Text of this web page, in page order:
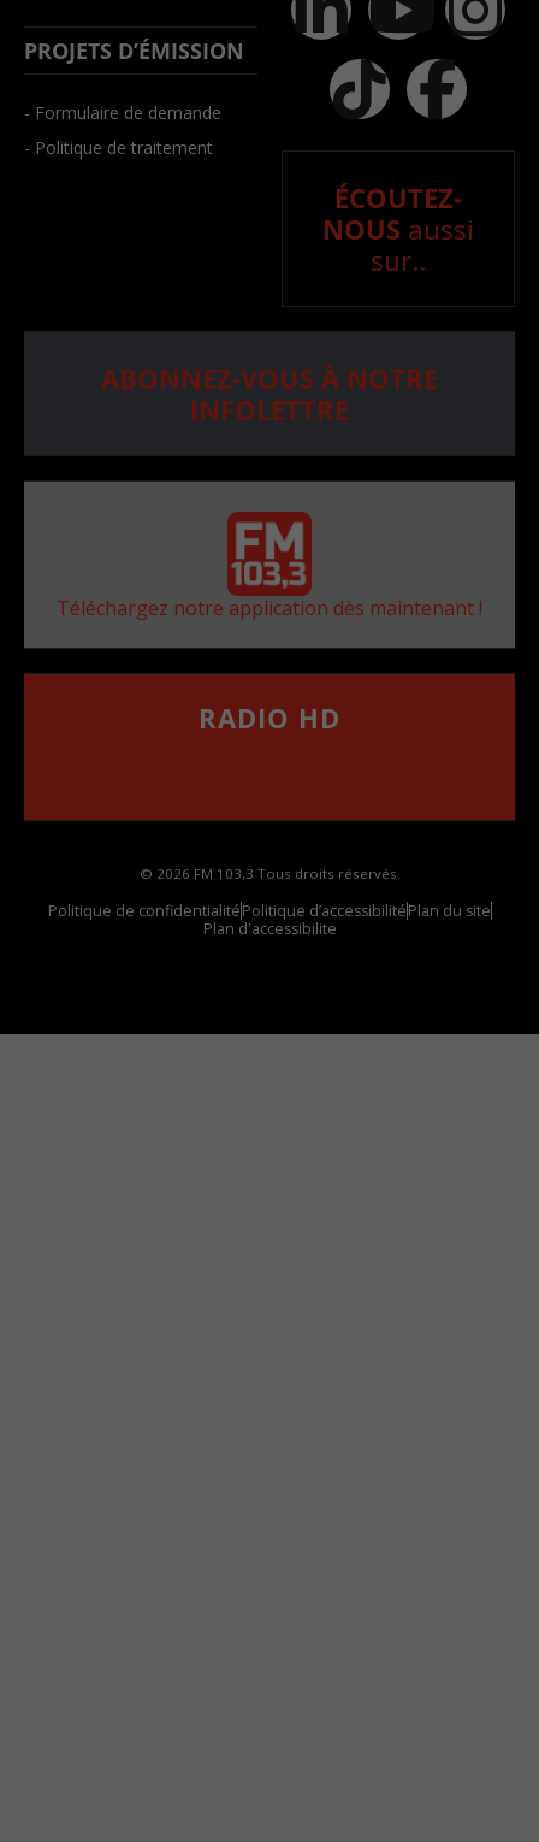
PROJETS D’ÉMISSION
- Formulaire de demande
- Politique de traitement
ÉCOUTEZ-
NOUS aussi
sur..
ABONNEZ-VOUS À NOTRE
INFOLETTRE
Téléchargez notre application dès maintenant !
RADIO HD
© 2026 FM 103,3 Tous droits réservés.
Politique de confidentialitéPolitique d’accessibilitéPlan du site
Plan d'accessibilite